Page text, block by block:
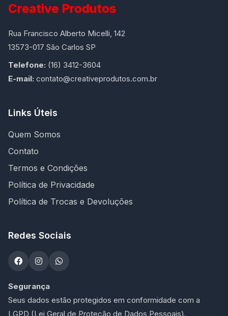
Creative Produtos
Rua Francisco Alberto Micelli, 142
13573-017 São Carlos SP
Telefone: (16) 3412-3604
E-mail: contato@creativeprodutos.com.br
Links Úteis
Quem Somos
Contato
Termos e Condições
Política de Privacidade
Política de Trocas e Devoluções
Redes Sociais
Segurança
Seus dados estão protegidos em conformidade com a
LGPD (Lei Geral de Proteção de Dados Pessoais).